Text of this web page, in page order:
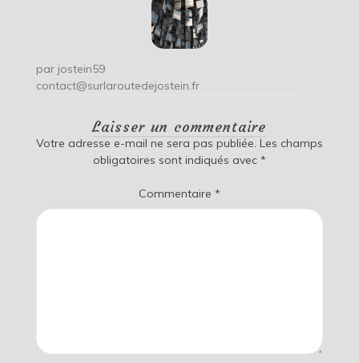
par jostein59
contact@surlaroutedejostein.fr
Laisser un commentaire
Votre adresse e-mail ne sera pas publiée. Les champs
obligatoires sont indiqués avec *
Commentaire *